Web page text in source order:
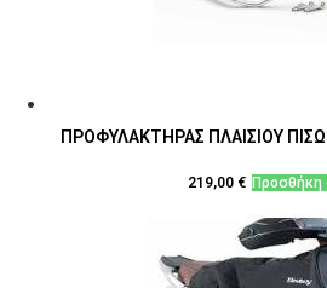
ΠΡΟΦΥΛΑΚΤΗΡΑΣ ΠΛΑΙΣΙΟΥ ΠΙΣΩ
219,00 € Προσθήκη